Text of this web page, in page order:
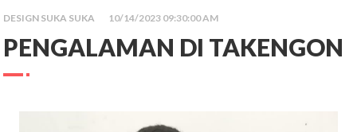
DESIGN SUKA SUKA 10/14/2023 09:30:00 AM
PENGALAMAN DI TAKENGON